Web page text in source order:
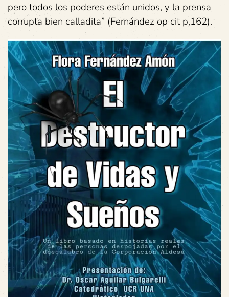
pero todos los poderes están unidos, y la prensa
corrupta bien calladita” (Fernández op cit p,162).